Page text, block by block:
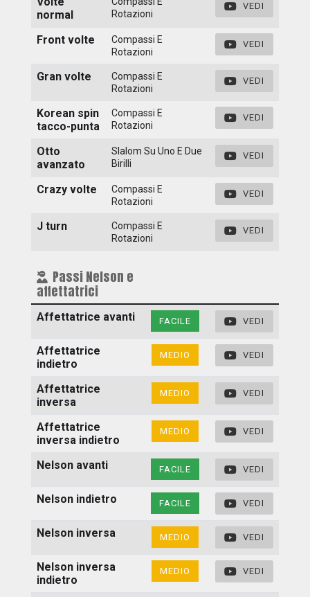
normal
Rotazioni
VEDI
Front volte
Compassi E
Rotazioni
VEDI
Gran volte
Compassi E
Rotazioni
VEDI
Korean spin
tacco-punta
Compassi E
Rotazioni
VEDI
Otto
avanzato
Slalom Su Uno E Due
Birilli
VEDI
Crazy volte
Compassi E
Rotazioni
VEDI
J turn
Compassi E
Rotazioni
VEDI
Passi Nelson e
affettatrici
Affettatrice avanti FACILE VEDI
Affettatrice
indietro
MEDIO VEDI
Affettatrice
inversa
MEDIO VEDI
Affettatrice
inversa indietro
MEDIO VEDI
Nelson avanti FACILE VEDI
Nelson indietro FACILE VEDI
Nelson inversa MEDIO VEDI
Nelson inversa
indietro
MEDIO VEDI